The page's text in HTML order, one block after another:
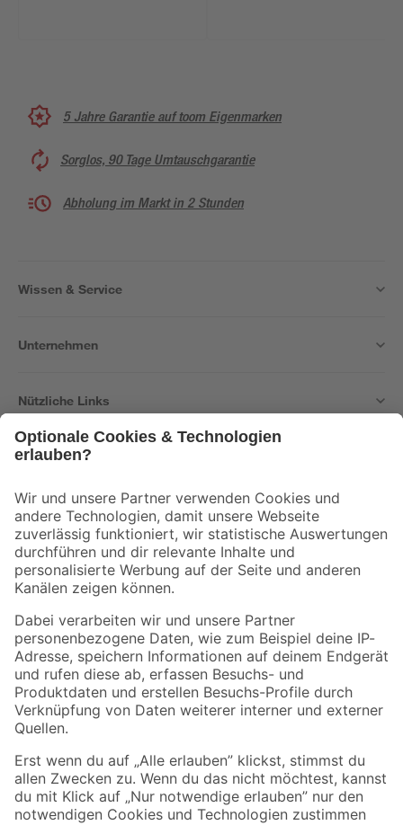
5 Jahre Garantie auf toom Eigenmarken
Sorglos, 90 Tage Umtauschgarantie
Abholung im Markt in 2 Stunden
Wissen & Service
Unternehmen
Nützliche Links
Der toom Newsletter: Keine Angebote und Aktionen mehr verpassen!
Zur Newsletter Anmeldung
Folge uns
Zahlungsarten Versandarten
Sicher einkaufen
Jetzt die toom-App herunterladen